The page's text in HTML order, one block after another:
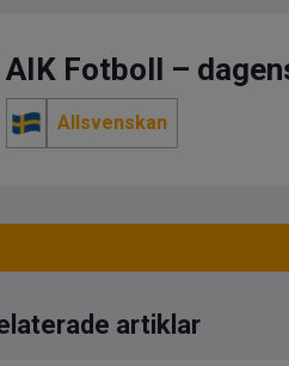
AIK Fotboll –
Allsvenskan
artiklar